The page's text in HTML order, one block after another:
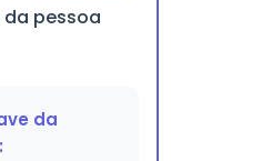
pessoa
da